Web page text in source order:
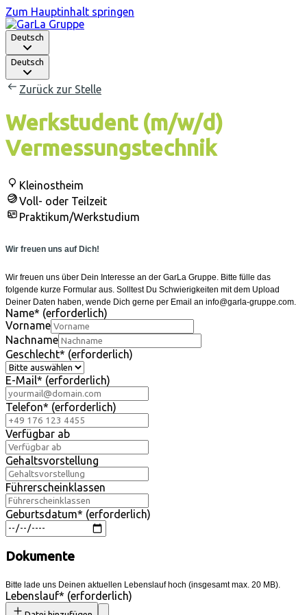
Zum Hauptinhalt springen
Deutsch
Deutsch
Zurück zur Stelle
Werkstudent (m/w/d)
Vermessungstechnik
Kleinostheim
Voll- oder Teilzeit
Praktikum/Werkstudium
Wir freuen uns auf Dich!
Wir freuen uns über Dein Interesse an der GarLa Gruppe. Bitte fülle das
folgende kurze Formular aus. Solltest Du Schwierigkeiten mit dem Upload
Deiner Daten haben, wende Dich gerne per Email an info@garla-gruppe.com.
Name* (erforderlich)
Vorname
Nachname
Geschlecht* (erforderlich)
E-Mail* (erforderlich)
Telefon* (erforderlich)
Verfügbar ab
Gehaltsvorstellung
Führerscheinklassen
Geburtsdatum* (erforderlich)
Dokumente
Bitte lade uns Deinen aktuellen Lebenslauf hoch (insgesamt max. 20 MB).
Lebenslauf* (erforderlich)